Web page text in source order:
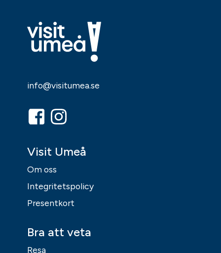
info@visitumea.se
Visit Umeå
Om oss
Integritetspolicy
Presentkort
Bra att veta
Resa